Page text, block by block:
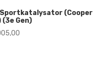
(Cooper
(3e Gen)